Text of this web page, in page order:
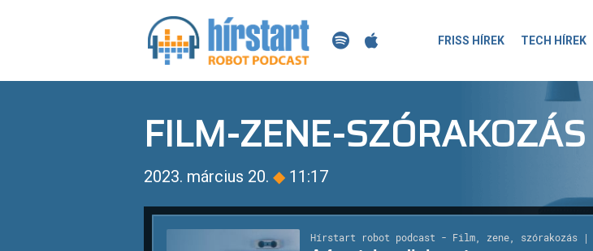
FRISS HÍREK TECH HÍREK
FILM-ZENE-SZÓRAKOZÁS
2023. március 20. ◆ 11:17